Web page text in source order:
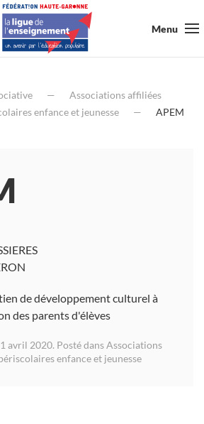
Menu
Associations affiliées
enfance et jeunesse
APEM
de développement culturel à
des parents d'élèves
avril 2020. Posté dansAssociations
enfance et jeunesse